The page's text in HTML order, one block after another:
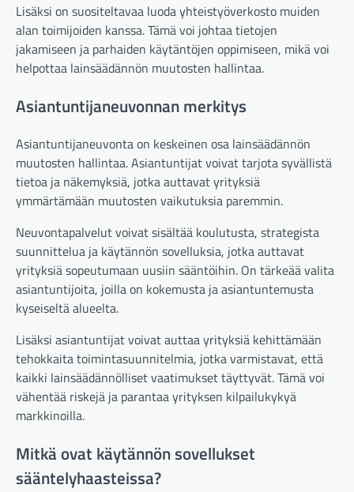
Lisäksi on suositeltavaa luoda yhteistyöverkosto muiden
alan toimijoiden kanssa. Tämä voi johtaa tietojen
jakamiseen ja parhaiden käytäntöjen oppimiseen, mikä voi
helpottaa lainsäädännön muutosten hallintaa.
Asiantuntijaneuvonnan merkitys
Asiantuntijaneuvonta on keskeinen osa lainsäädännön
muutosten hallintaa. Asiantuntijat voivat tarjota syvällistä
tietoa ja näkemyksiä, jotka auttavat yrityksiä
ymmärtämään muutosten vaikutuksia paremmin.
Neuvontapalvelut voivat sisältää koulutusta, strategista
suunnittelua ja käytännön sovelluksia, jotka auttavat
yrityksiä sopeutumaan uusiin sääntöihin. On tärkeää valita
asiantuntijoita, joilla on kokemusta ja asiantuntemusta
kyseiseltä alueelta.
Lisäksi asiantuntijat voivat auttaa yrityksiä kehittämään
tehokkaita toimintasuunnitelmia, jotka varmistavat, että
kaikki lainsäädännölliset vaatimukset täyttyvät. Tämä voi
vähentää riskejä ja parantaa yrityksen kilpailukykyä
markkinoilla.
Mitkä ovat käytännön sovellukset
sääntelyhaasteissa?